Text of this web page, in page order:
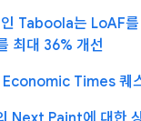
Taboola는 LoAF
최대 36% 개선
Economic Times 퀘